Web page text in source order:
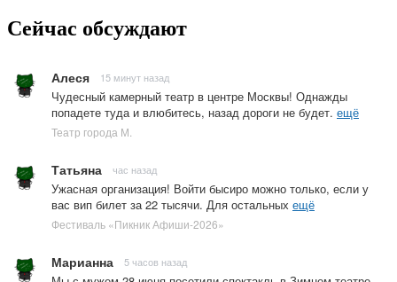
Сейчас обсуждают
Алеся 15 минут назад
Чудесный камерный театр в центре Москвы! Однажды
попадете туда и влюбитесь, назад дороги не будет. ещё
Театр города М.
Татьяна час назад
Ужасная организация! Войти бысиро можно только, если у
вас вип билет за 22 тысячи. Для остальных ещё
Фестиваль «Пикник Афиши-2026»
Марианна 5 часов назад